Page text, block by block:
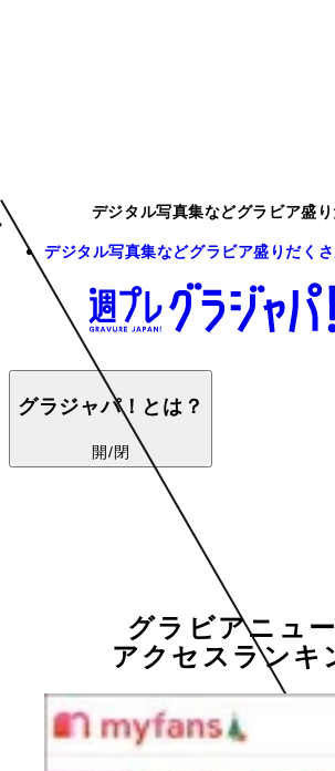
デジタル写真集などグラビア盛
デジタル写真集などグラビア盛りだく
グラジャパ！とは？
開/閉
グラビアニュ
アクセスランキ